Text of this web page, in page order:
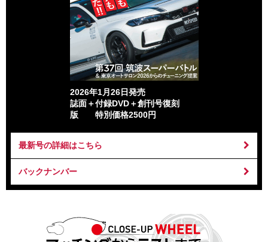
2026年1月26日発売
誌面＋付録DVD＋創刊号復刻
版 特別価格2500円
最新号の詳細はこちら
バックナンバー